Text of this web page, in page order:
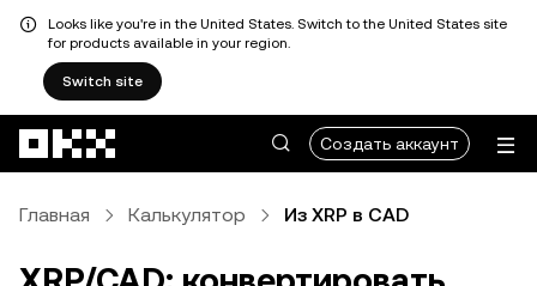
Looks like you're in the United States. Switch to the United States site
for products available in your region.
Switch site
Создать аккаунт
Главная Калькулятор Из XRP в CAD